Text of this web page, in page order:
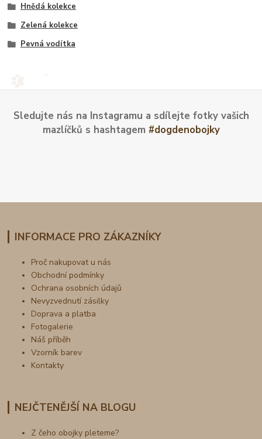
Hnědá kolekce
Zelená kolekce
Pevná vodítka
Sledujte nás na Instagramu a sdílejte fotky vašich
mazlíčků s hashtagem #dogdenobojky
INFORMACE PRO ZÁKAZNÍKY
Proč nakupovat u nás
Obchodní podmínky
Ochrana osobních údajů
Nevyzvednutí zásilky
Doprava a platba
Fotogalerie
Náš příběh
Vzorník barev
Kontakty
NEJČTENĚJŠÍ NA BLOGU
Z čeho obojky pleteme?